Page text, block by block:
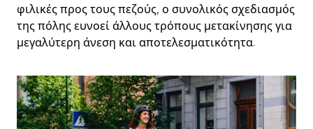
φιλικές προς τους πεζούς, ο συνολικός σχεδιασμός
της πόλης ευνοεί άλλους τρόπους μετακίνησης για
μεγαλύτερη άνεση και αποτελεσματικότητα.